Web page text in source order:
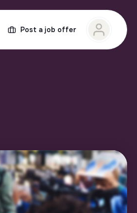
Post a job offer